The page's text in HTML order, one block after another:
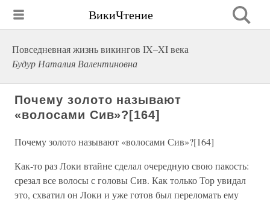
ВикиЧтение
Повседневная жизнь викингов IX–XI века
Будур Наталия Валентиновна
Почему золото называют
«волосами Сив»?[164]
Почему золото называют «волосами Сив»?[164]
Как-то раз Локи втайне сделал очередную свою пакость:
срезал все волосы с головы Сив. Как только Тор увидал
это, схватил он Локи и уже готов был переломать ему